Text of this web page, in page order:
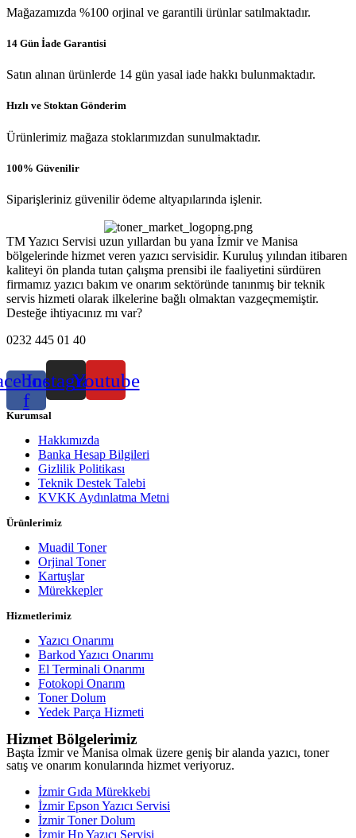
Mağazamızda %100 orjinal ve garantili ürünlar satılmaktadır.
14 Gün İade Garantisi
Satın alınan ürünlerde 14 gün yasal iade hakkı bulunmaktadır.
Hızlı ve Stoktan Gönderim
Ürünlerimiz mağaza stoklarımızdan sunulmaktadır.
100% Güvenilir
Siparişleriniz güvenilir ödeme altyapılarında işlenir.
TM Yazıcı Servisi uzun yıllardan bu yana İzmir ve Manisa
bölgelerinde hizmet veren yazıcı servisidir. Kuruluş yılından itibaren
kaliteyi ön planda tutan çalışma prensibi ile faaliyetini sürdüren
firmamız yazıcı bakım ve onarım sektöründe tanınmış bir teknik
servis hizmeti olarak ilkelerine bağlı olmaktan vazgeçmemiştir.
Desteğe ihtiyacınız mı var?
0232 445 01 40
f
InstagramYoutube
Kurumsal
Hakkımızda
Banka Hesap Bilgileri
Gizlilik Politikası
Teknik Destek Talebi
KVKK Aydınlatma Metni
Ürünlerimiz
Muadil Toner
Orjinal Toner
Kartuşlar
Mürekkepler
Hizmetlerimiz
Yazıcı Onarımı
Barkod Yazıcı Onarımı
El Terminali Onarımı
Fotokopi Onarım
Toner Dolum
Yedek Parça Hizmeti
Hizmet Bölgelerimiz
Başta İzmir ve Manisa olmak üzere geniş bir alanda yazıcı, toner
satış ve onarım konularında hizmet veriyoruz.
İzmir Gıda Mürekkebi
İzmir Epson Yazıcı Servisi
İzmir Toner Dolum
İzmir Hp Yazıcı Servisi